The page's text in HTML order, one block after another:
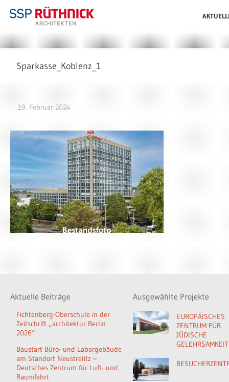
Sparkasse_Koblenz_1
19. Februar 2024
Aktuelle Beiträge
Fichtenberg-Oberschule in der
Zeitschrift „architektur Berlin
2026“
Baustart Büro- und Laborgebäude
am Standort Neustrelitz –
Deutsches Zentrum für Luft- und
Raumfahrt
Ausgewählte Projekte
EUROPÄISCHES
ZENTRUM FÜR
JÜDISCHE
GELEHRSAMKEIT